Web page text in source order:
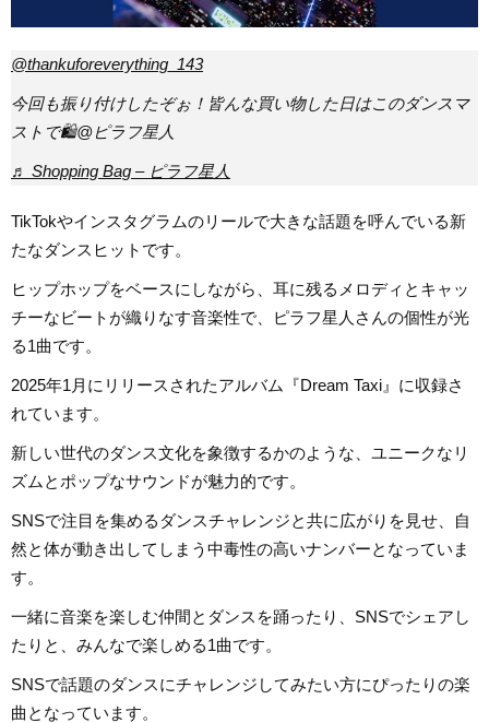
@thankuforeverything_143
今回も振り付けしたぞぉ！皆んな買い物した日はこのダンスマ
ストで🛍️@ピラフ星人
♬ Shopping Bag – ピラフ星人
TikTokやインスタグラムのリールで大きな話題を呼んでいる新
たなダンスヒットです。
ヒップホップをベースにしながら、耳に残るメロディとキャッ
チーなビートが織りなす音楽性で、ピラフ星人さんの個性が光
る1曲です。
2025年1月にリリースされたアルバム『Dream Taxi』に収録さ
れています。
新しい世代のダンス文化を象徴するかのような、ユニークなリ
ズムとポップなサウンドが魅力的です。
SNSで注目を集めるダンスチャレンジと共に広がりを見せ、自
然と体が動き出してしまう中毒性の高いナンバーとなっていま
す。
一緒に音楽を楽しむ仲間とダンスを踊ったり、SNSでシェアし
たりと、みんなで楽しめる1曲です。
SNSで話題のダンスにチャレンジしてみたい方にぴったりの楽
曲となっています。